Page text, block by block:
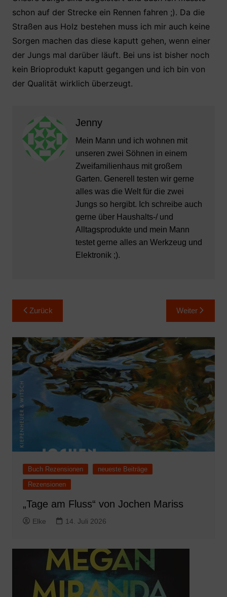
schon auf der Strecke ein Rennen fahren ;). Da die
Straßen aus Holz bestehen muss ich mir auch keine
Sorgen machen das diese kaputt gehen, wenn einer
der Jungs mal darüber läuft. Bei uns ist bisher noch
kein Brioprodukt kaputt gegangen und ich bin von
der Qualität wirklich überzeugt.
Jenny
Mein Mann und ich wohnen mit
unseren zwei Söhnen in einem
Zweifamilienhaus mit großem
Garten. Generell testen wir gerne
alles was die Welt für die zwei
Jungs so hergibt. Ich schreibe auch
gerne über Haushalts-/ und
Alltagsprodukte und mein Mann
testet gerne alles an Werkzeug und
Elektronik ;).
Beitragsnavigation
Zurück Weiter
Buch Rezensionen
neueste Beiträge
Rezensionen
„Tage am Fluss“ von Jochen Mariss
Elke 14. Juli 2026